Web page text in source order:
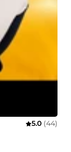
5.0 (44)